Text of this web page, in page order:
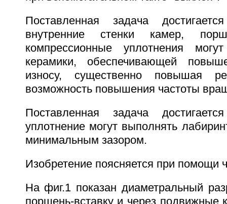
Поставленная задача
внутренние стенки камер,
компрессионные уплотнения
керамики, обеспечивающей
износу, существенно повышая
возможность повышения частоты
Поставленная задача
уплотнение могут выполнять
минимальным зазором.
Изобретение поясняется при помощи
На фиг.1 показан диаметральный
поршень-вставку и через подвижные